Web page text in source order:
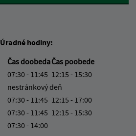
Úradné hodiny:
Čas doobedaČas poobede
07:30 - 11:45 12:15 - 15:30
nestránkový deň
07:30 - 11:45 12:15 - 17:00
07:30 - 11:45 12:15 - 15:30
07:30 - 14:00